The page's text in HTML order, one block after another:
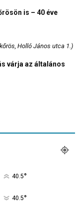
is – 40 éve
Holló János utca 1.)
várja az általános
40.5°
40.5°